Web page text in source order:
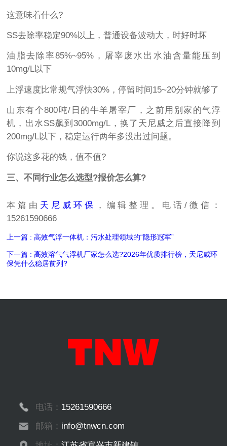
这意味着什么?
SS去除率稳定90%以上，普通设备波动大，时好时坏
油脂去除率85%~95%，屠宰废水出水油含量能压到
10mg/L以下
上浮速度比常规气浮快30%，停留时间15~20分钟就够了
山东有个800吨/日的牛羊屠宰厂，之前用别家的气浮
机，出水SS飙到3000mg/L，换了天尼威之后直接降到
200mg/L以下，稳定运行两年多没出过问题。
你说这多花的钱，值不值?
三、不同行业怎么选型?报价怎么算?
本篇由 天尼威环保
，编辑整理。电话/微信：
15261590666
上一篇 : 高效气浮一体机：污水处理领域的“隐形冠军”
下一篇 : 高效溶气气浮机厂家怎么选?2026年优质排行榜，天尼威环
保凭什么稳居前列?
电话： 15261590666
邮箱： info@tnwcn.com